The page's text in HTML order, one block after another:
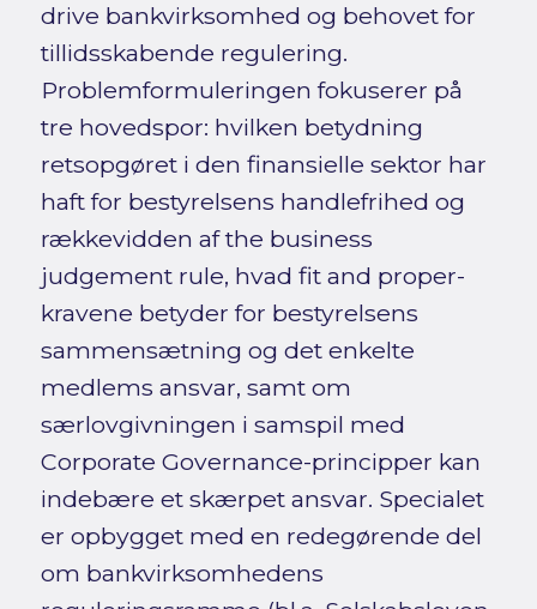
drive bankvirksomhed og behovet for
tillidsskabende regulering.
Problemformuleringen fokuserer på
tre hovedspor: hvilken betydning
retsopgøret i den finansielle sektor har
haft for bestyrelsens handlefrihed og
rækkevidden af the business
judgement rule, hvad fit and proper-
kravene betyder for bestyrelsens
sammensætning og det enkelte
medlems ansvar, samt om
særlovgivningen i samspil med
Corporate Governance-principper kan
indebære et skærpet ansvar. Specialet
er opbygget med en redegørende del
om bankvirksomhedens